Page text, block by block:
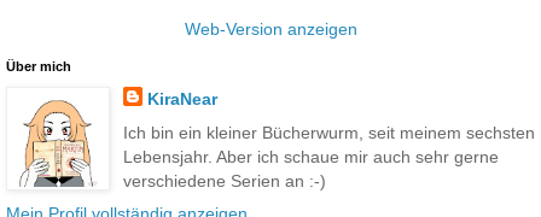
Web-Version anzeigen
Über mich
KiraNear
Ich bin ein kleiner Bücherwurm, seit meinem sechsten
Lebensjahr. Aber ich schaue mir auch sehr gerne
verschiedene Serien an :-)